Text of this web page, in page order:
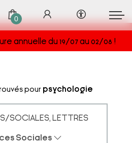
annuelle du 19/07 au 02/08 !
0
pour psychologie
SOCIALES, LETTRES
Sociales